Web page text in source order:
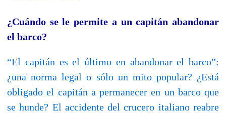
¿Cuándo se le permite a un capitán abandonar
el barco?
“El capitán es el último en abandonar el barco”:
¿una norma legal o sólo un mito popular? ¿Está
obligado el capitán a permanecer en un barco que
se hunde? El accidente del crucero italiano reabre